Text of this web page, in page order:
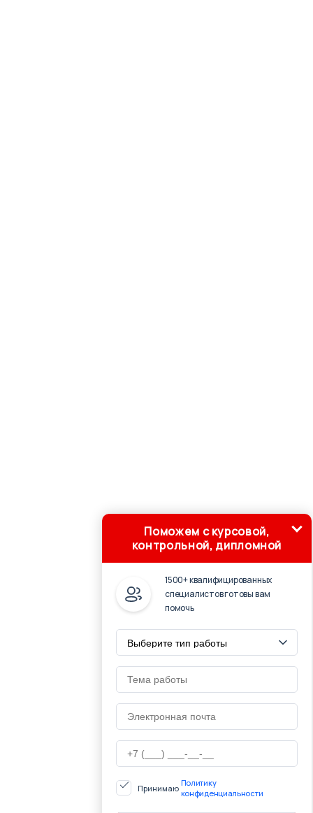
Поможем с курсовой,
контрольной, дипломной
1500+ квалифицированных
специалистов готовы вам
помочь
Принимаю Политику
конфиденциальности